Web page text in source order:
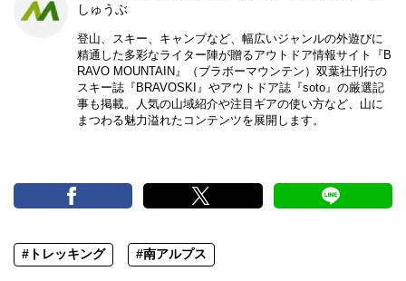
しゅうぶ
登山、スキー、キャンプなど、幅広いジャンルの外遊びに
精通した多彩なライター陣が贈るアウトドア情報サイト『B
RAVO MOUNTAIN』（ブラボーマウンテン）双葉社刊行の
スキー誌『BRAVOSKI』やアウトドア誌『soto』の厳選記
事も掲載。人気の山域紹介や注目ギアの使い方など、山に
まつわる魅力溢れたコンテンツを展開します。
#トレッキング #南アルプス